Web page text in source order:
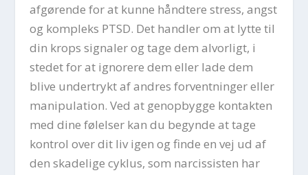
afgørende for at kunne håndtere stress, angst
og kompleks PTSD. Det handler om at lytte til
din krops signaler og tage dem alvorligt, i
stedet for at ignorere dem eller lade dem
blive undertrykt af andres forventninger eller
manipulation. Ved at genopbygge kontakten
med dine følelser kan du begynde at tage
kontrol over dit liv igen og finde en vej ud af
den skadelige cyklus, som narcissisten har